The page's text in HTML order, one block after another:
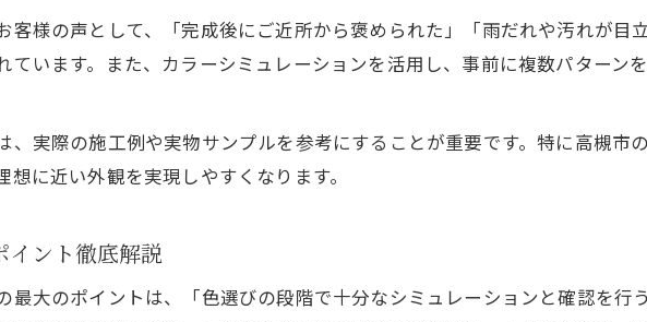
高槻市の気候が外壁塗装色選びに与える影響
外壁塗装で汚れが目立ちにくい色の特徴
高槻市で長持ちする外壁塗装色のポイント
客様の声として、「完成後にご近所から褒められた」「雨だれや汚れが目
ています。また、カラーシミュレーションを活用し、事前に複数パターン
、実際の施工例や実物サンプルを参考にすることが重要です。特に高槻市
に近い外観を実現しやすくなります。
イント徹底解説
最大のポイントは、「色選びの段階で十分なシミュレーションと確認を行